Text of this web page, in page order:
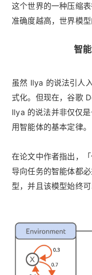
这个世界的一种压缩
准确度越高，世界模型
智
虽然 Ilya 的说法引人
式化。但现在，谷歌
Ilya 的说法并非仅仅
用智能体的基本定律。
在论文中作者指出，
导向任务的智能体都
型，并且该模型始终